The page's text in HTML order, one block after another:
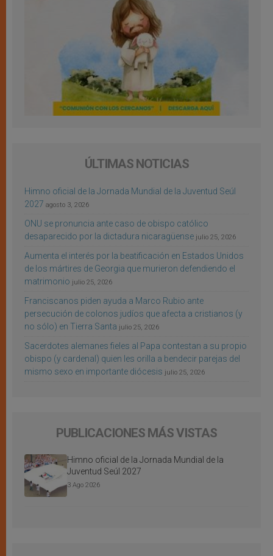
ÚLTIMAS NOTICIAS
Himno oficial de la Jornada Mundial de la Juventud Seúl
2027 agosto 3, 2026
ONU se pronuncia ante caso de obispo católico
desaparecido por la dictadura nicaragüense julio 25, 2026
Aumenta el interés por la beatificación en Estados Unidos
de los mártires de Georgia que murieron defendiendo el
matrimonio julio 25, 2026
Franciscanos piden ayuda a Marco Rubio ante
persecución de colonos judíos que afecta a cristianos (y
no sólo) en Tierra Santa julio 25, 2026
Sacerdotes alemanes fieles al Papa contestan a su propio
obispo (y cardenal) quien les orilla a bendecir parejas del
mismo sexo en importante diócesis julio 25, 2026
PUBLICACIONES MÁS VISTAS
Himno oficial de la Jornada Mundial de la
Juventud Seúl 2027
3 Ago 2026